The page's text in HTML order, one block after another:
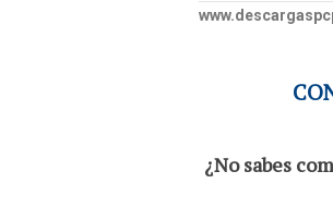
¿No sabes